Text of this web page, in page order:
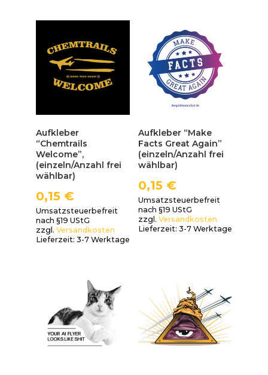
Aufkleber
“Chemtrails
Welcome”,
(einzeln/Anzahl frei
wählbar)
0,15 €
Umsatzsteuerbefreit
nach §19 UStG
zzgl. Versandkosten
Lieferzeit: 3-7 Werktage
Aufkleber “Make
Facts Great Again”
(einzeln/Anzahl frei
wählbar)
0,15 €
Umsatzsteuerbefreit
nach §19 UStG
zzgl. Versandkosten
Lieferzeit: 3-7 Werktage